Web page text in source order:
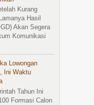
Kurang
Hasil
Akan Segera
Komunikasi
Lowongan
Ini Waktu
Tahun Ini
Formasi Calon